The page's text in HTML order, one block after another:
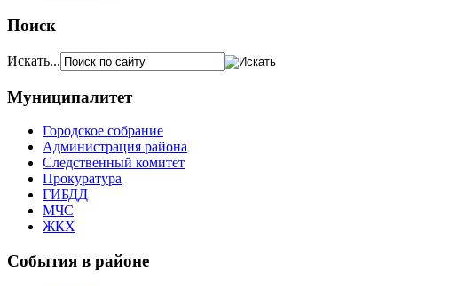
Поиск
Искать...
Муниципалитет
Городское собрание
Администрация района
Следственный комитет
Прокуратура
ГИБДД
МЧС
ЖКХ
События в районе